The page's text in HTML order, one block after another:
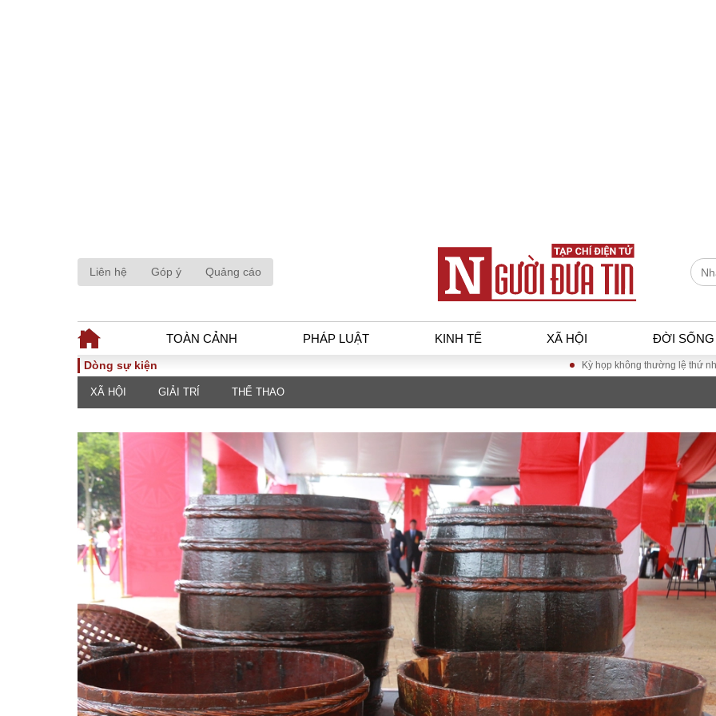
Liên hệ Góp ý Quảng cáo
TOÀN CẢNH PHÁP LUẬT KINH TẾ XÃ HỘI ĐỜI SỐNG
TOÀN CẢNH
Chính sách
Góc nhìn luật gia
Hồ sơ điều tra
Tiếng nói công dân
An ninh - Hình sự
Tài chính - Ngân
hàng
Kinh tế vĩ mô
Hồ sơ doanh
nghiệp
Xu hướng thị
trường
Tiêu dùng và dư
luận
Công nghệ
Giáo dục
Văn hoá
Môi
Giao
ĐA CHIỀU
Quan điểm
INFOCUS
Dòng sự kiện Kỳ họp không thường lệ thứ nhất, Quốc hội
XÃ HỘI GIẢI TRÍ THỂ THAO